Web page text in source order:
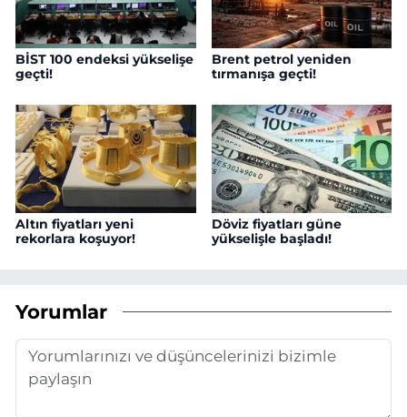
BİST 100 endeksi yükselişe
geçti!
Brent petrol yeniden
tırmanışa geçti!
Altın fiyatları yeni
rekorlara koşuyor!
Döviz fiyatları güne
yükselişle başladı!
Yorumlar